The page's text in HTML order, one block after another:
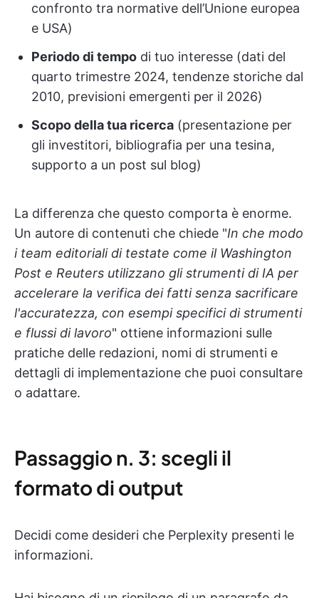
confronto tra normative dell’Unione europea
e USA)
Periodo di tempo di tuo interesse (dati del
quarto trimestre 2024, tendenze storiche dal
2010, previsioni emergenti per il 2026)
Scopo della tua ricerca (presentazione per
gli investitori, bibliografia per una tesina,
supporto a un post sul blog)
La differenza che questo comporta è enorme.
Un autore di contenuti che chiede "In che modo
i team editoriali di testate come il Washington
Post e Reuters utilizzano gli strumenti di IA per
accelerare la verifica dei fatti senza sacrificare
l'accuratezza, con esempi specifici di strumenti
e flussi di lavoro" ottiene informazioni sulle
pratiche delle redazioni, nomi di strumenti e
dettagli di implementazione che puoi consultare
o adattare.
Passaggio n. 3: scegli il
formato di output
Decidi come desideri che Perplexity presenti le
informazioni.